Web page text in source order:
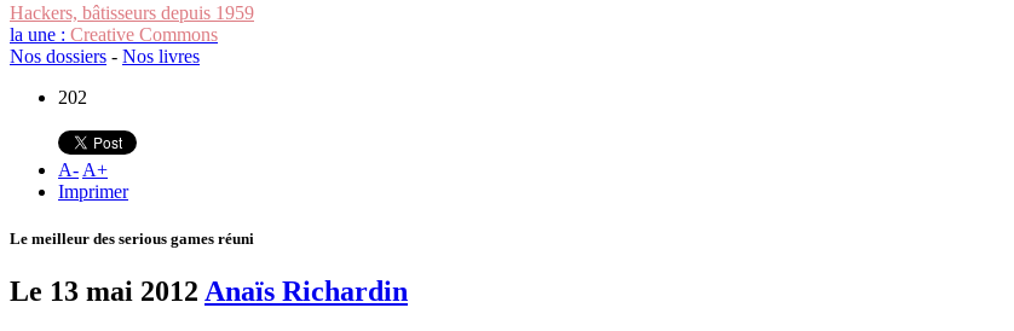
Hackers, bâtisseurs depuis 1959
la une : Creative Commons
Nos dossiers - Nos livres
202
A- A+
Imprimer
Le meilleur des serious games réuni
Le 13 mai 2012 Anaïs Richardin